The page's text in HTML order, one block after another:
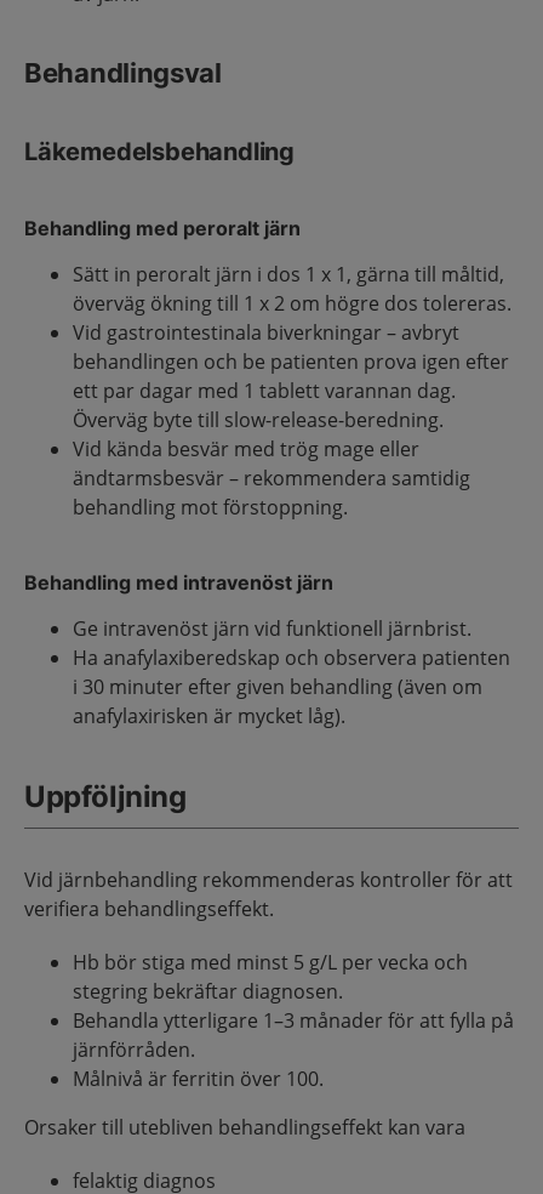
Behandlingsval
Läkemedelsbehandling
Behandling med peroralt järn
Sätt in peroralt järn i dos 1 x 1, gärna till måltid,
överväg ökning till 1 x 2 om högre dos tolereras.
Vid gastrointestinala biverkningar – avbryt
behandlingen och be patienten prova igen efter
ett par dagar med 1 tablett varannan dag.
Överväg byte till slow-release-beredning.
Vid kända besvär med trög mage eller
ändtarmsbesvär – rekommendera samtidig
behandling mot förstoppning.
Behandling med intravenöst järn
Ge intravenöst järn vid funktionell järnbrist.
Ha anafylaxiberedskap och observera patienten
i 30 minuter efter given behandling (även om
anafylaxirisken är mycket låg).
Uppföljning
Vid järnbehandling rekommenderas kontroller för att
verifiera behandlingseffekt.
Hb bör stiga med minst 5 g/L per vecka och
stegring bekräftar diagnosen.
Behandla ytterligare 1–3 månader för att fylla på
järnförråden.
Målnivå är ferritin över 100.
Orsaker till utebliven behandlingseffekt kan vara
felaktig diagnos